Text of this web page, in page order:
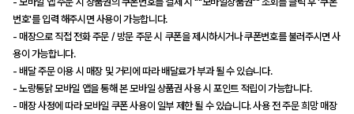
번호'를 입력 해주시면 사용이 가능합니다.
- 매장으로 직접 전화 주문 / 방문 주문 시 쿠폰을 제시하시거나 쿠폰번호를 불러주시면 사
용이 가능합니다.
- 배달 주문 이용 시 매장 및 거리에 따라 배달료가 부과 될 수 있습니다.
- 노랑통닭 모바일 앱을 통해 본 모바일 상품권 사용 시 포인트 적립이 가능합니다.
- 매장 사정에 따라 모바일 쿠폰 사용이 일부 제한 될 수 있습니다. 사용 전 주문 희망 매장